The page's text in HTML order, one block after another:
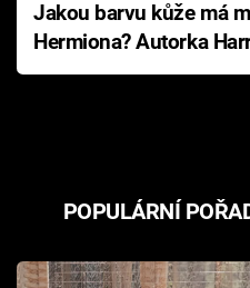
Jakou barvu kůže má
Hermiona? Autorka
Pottera přišla s ráznou
POPULÁRNÍ